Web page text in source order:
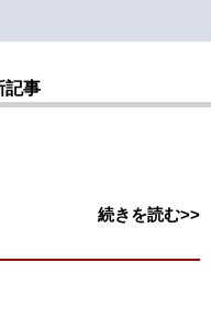
記事
続きを読む>>